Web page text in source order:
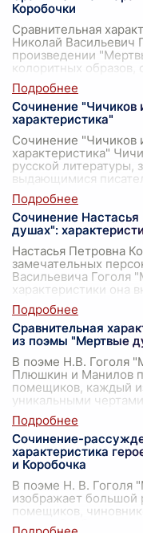
Коробочки
Сравнительная
Николай Васильевич
произведении
колоритных образов,
Сочинение "Чичиков
характеристика"
Сочинение "Чичиков
характеристика"
русской литературы,
выдающимися
Сочинение
душах":
Настасья Петровна
замечательных
Васильевича Гоголя
характеристики она
Сравнительная
из поэмы "Мертвые
В поэме Н.В. Гоголя
Плюшкин и Манилов
помещиков, каждый
уникальными
Сочинение-
характеристика
и Коробочка
В поэме Н. В. Гоголя
изображает большой
помещиков,
мещан. Особое